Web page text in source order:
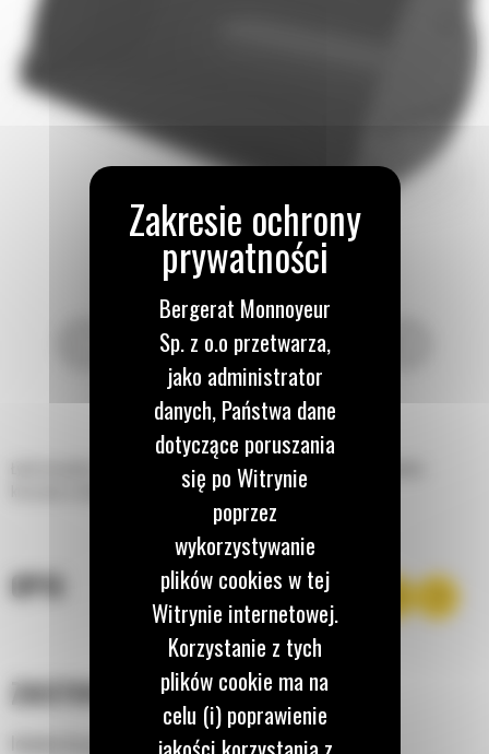
Łyżki do piasku i żwiru Cat® zostały zaprojektowane z myślą o przeładunku
OPIS
ZASTOSOWANIE
Idealne do przeładunku kruszywa w dużych ilościach.
Bergerat Monnoyeur
Sp. z o.o przetwarza,
jako administrator
danych, Państwa dane
dotyczące poruszania
się po Witrynie
poprzez
wykorzystywanie
plików cookies w tej
Witrynie internetowej.
Korzystanie z tych
plików cookie ma na
celu (i) poprawienie